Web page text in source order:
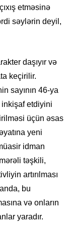
etməsinə
səylərin deyil,
daşıyır və
keçirilir.
sayının 46-ya
inkişaf etdiyini
üçün əsas
yeni
idman
təşkili,
artırılması
bu
və onların
yaradır.